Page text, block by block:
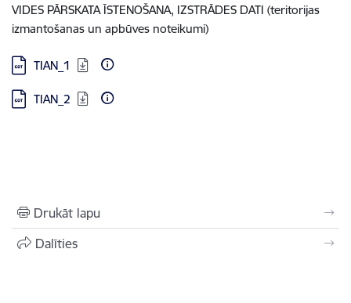
VIDES PĀRSKATA ĪSTENOŠANA, IZSTRĀDES DATI (teritorijas
izmantošanas un apbūves noteikumi)
Lejupielādēt:
TIAN_1
Lejupielādēt:
TIAN_2
Drukāt lapu
Dalīties